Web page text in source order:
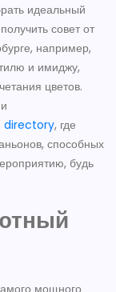
идеальный
совет от
например,
и имиджу,
цветов.
directory, где
способных
будь